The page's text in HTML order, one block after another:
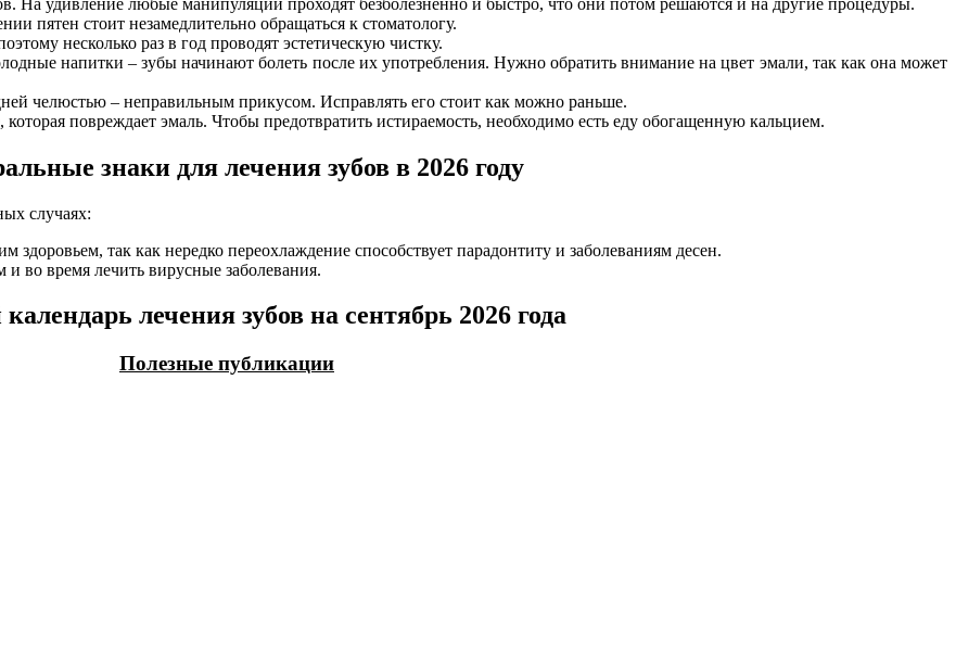
пятен стоит незамедлительно обращаться к стоматологу.
несколько раз в год проводят эстетическую чистку.
напитки – зубы начинают болеть после их употребления. Нужно обратить внимание на цвет эмали, так как она может
челюстью – неправильным прикусом. Исправлять его стоит как можно раньше.
повреждает эмаль. Чтобы предотвратить истираемость, необходимо есть еду обогащенную кальцием.
знаки для лечения зубов в 2026 году
случаях:
здоровьем, так как нередко переохлаждение способствует парадонтиту и заболеваниям десен.
во время лечить вирусные заболевания.
Полезные публикации